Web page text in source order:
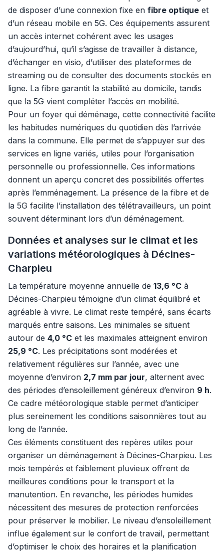
de disposer d’une connexion fixe en fibre optique et
d’un réseau mobile en 5G. Ces équipements assurent
un accès internet cohérent avec les usages
d’aujourd’hui, qu’il s’agisse de travailler à distance,
d’échanger en visio, d’utiliser des plateformes de
streaming ou de consulter des documents stockés en
ligne. La fibre garantit la stabilité au domicile, tandis
que la 5G vient compléter l’accès en mobilité.
Pour un foyer qui déménage, cette connectivité facilite
les habitudes numériques du quotidien dès l’arrivée
dans la commune. Elle permet de s’appuyer sur des
services en ligne variés, utiles pour l’organisation
personnelle ou professionnelle. Ces informations
donnent un aperçu concret des possibilités offertes
après l’emménagement. La présence de la fibre et de
la 5G facilite l’installation des télétravailleurs, un point
souvent déterminant lors d’un déménagement.
Données et analyses sur le climat et les
variations météorologiques à Décines-
Charpieu
La température moyenne annuelle de 13,6 °C à
Décines-Charpieu témoigne d’un climat équilibré et
agréable à vivre. Le climat reste tempéré, sans écarts
marqués entre saisons. Les minimales se situent
autour de 4,0 °C et les maximales atteignent environ
25,9 °C. Les précipitations sont modérées et
relativement régulières sur l’année, avec une
moyenne d’environ 2,7 mm par jour, alternent avec
des périodes d’ensoleillement généreux d’environ 9 h.
Ce cadre météorologique stable permet d’anticiper
plus sereinement les conditions saisonnières tout au
long de l’année.
Ces éléments constituent des repères utiles pour
organiser un déménagement à Décines-Charpieu. Les
mois tempérés et faiblement pluvieux offrent de
meilleures conditions pour le transport et la
manutention. En revanche, les périodes humides
nécessitent des mesures de protection renforcées
pour préserver le mobilier. Le niveau d’ensoleillement
influe également sur le confort de travail, permettant
d’optimiser le choix des horaires et la planification